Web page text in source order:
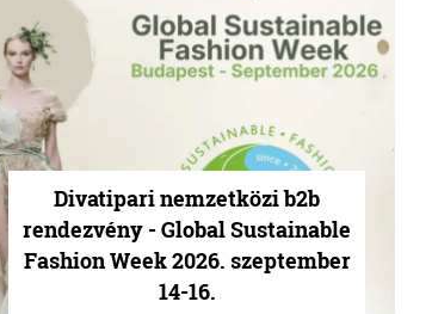
Divatipari nemzetközi b2b
rendezvény - Global Sustainable
Fashion Week 2026. szeptember
14-16.